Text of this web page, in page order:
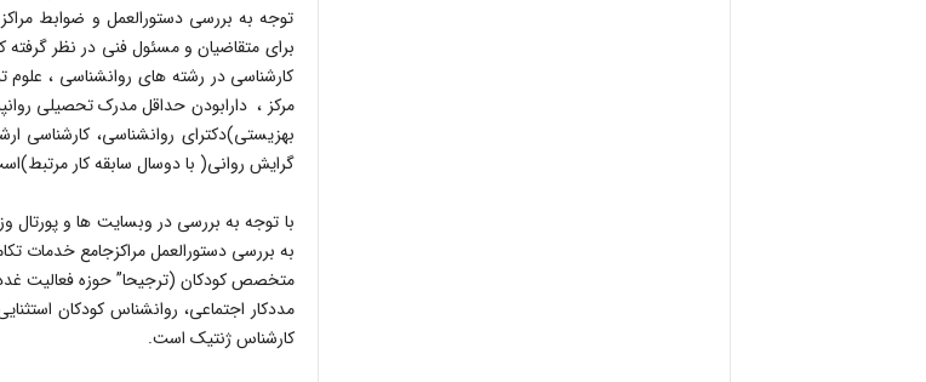
توجه به بررسی دستورالعمل و ضوابط
برای متقاضیان و مسئول فنی در نظر
کارشناسی در رشته های روانشناسی ، علوم
مرکز ، دارابودن حداقل مدرک تحصیلی
بهزیستی)دکترای روانشناسی، کارشناسی
گرایش روانی( با دوسال سابقه کار
با توجه به بررسی در وبسایت ها و پورتال
به بررسی دستورالعمل مراکزجامع خدمات
متخصص کودکان (ترجیحا” حوزه فعالیت غدد و
مددکار اجتماعی، روانشناس کودکان
کارشناس ژنتیک است.